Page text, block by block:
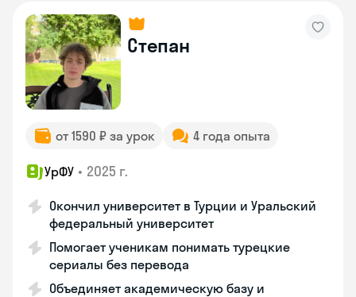
Степан
от 1590 ₽ за урок 4 года опыта
УрФУ • 2025 г.
Окончил университет в Турции и Уральский
федеральный университет
Помогает ученикам понимать турецкие
сериалы без перевода
Объединяет академическую базу и